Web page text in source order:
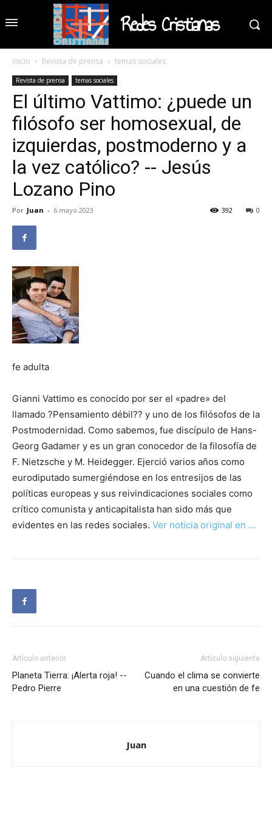
Redes Cristianas
Inicio Revista de prensa temas sociales
Revista de prensa temas sociales
El último Vattimo: ¿puede un
filósofo ser homosexual, de
izquierdas, postmoderno y a
la vez católico? -- Jesús
Lozano Pino
Por Juan - 6 mayo 2023 0
392
fe adulta
Gianni Vattimo es conocido por ser el «padre» del
llamado ?Pensamiento débil?? y uno de los filósofos de la
Postmodernidad. Como sabemos, fue discípulo de Hans-
Georg Gadamer y es un gran conocedor de la filosofía de
F. Nietzsche y M. Heidegger. Ejerció varios años como
eurodiputado sumergiéndose en los entresijos de las
políticas europeas y sus reivindicaciones sociales como
crítico comunista y anticapitalista han sido más que
evidentes en las redes sociales. Ver noticia original en …
Artículo anterior
Planeta Tierra: ¡Alerta roja! --
Pedro Pierre
Artículo siguiente
Cuando el clima se convierte
en una cuestión de fe
Juan